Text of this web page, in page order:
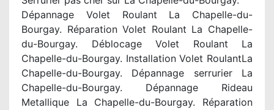
Dépannage Volet Roulant La Chapelle-du-
Bourgay. Réparation Volet Roulant La Chapelle-
du-Bourgay. Déblocage Volet Roulant La
Chapelle-du-Bourgay. Installation Volet RoulantLa
Chapelle-du-Bourgay. Dépannage serrurier La
Chapelle-du-Bourgay. Dépannage Rideau
Metallique La Chapelle-du-Bourgay. Réparation